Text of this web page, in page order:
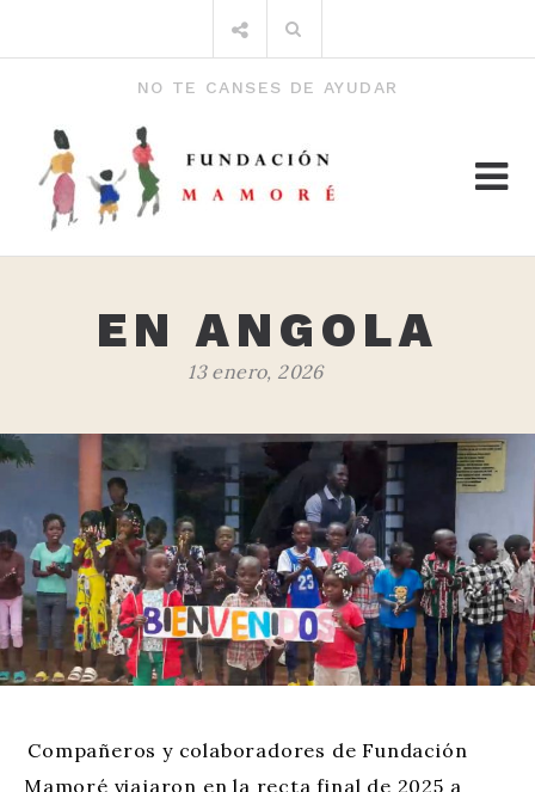
por:
NO TE CANSES DE AYUDAR
EN ANGOLA
13 enero, 2026
Compañeros y colaboradores de Fundación
Mamoré viajaron en la recta final de 2025 a